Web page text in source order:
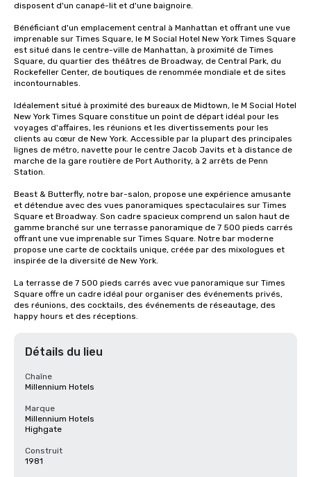
disposent d'un canapé-lit et d'une baignoire.
Bénéficiant d'un emplacement central à Manhattan et offrant une vue
imprenable sur Times Square, le M Social Hotel New York Times Square
est situé dans le centre-ville de Manhattan, à proximité de Times
Square, du quartier des théâtres de Broadway, de Central Park, du
Rockefeller Center, de boutiques de renommée mondiale et de sites
incontournables.
Idéalement situé à proximité des bureaux de Midtown, le M Social Hotel
New York Times Square constitue un point de départ idéal pour les
voyages d'affaires, les réunions et les divertissements pour les
clients au cœur de New York. Accessible par la plupart des principales
lignes de métro, navette pour le centre Jacob Javits et à distance de
marche de la gare routière de Port Authority, à 2 arrêts de Penn
Station.
Beast & Butterfly, notre bar-salon, propose une expérience amusante
et détendue avec des vues panoramiques spectaculaires sur Times
Square et Broadway. Son cadre spacieux comprend un salon haut de
gamme branché sur une terrasse panoramique de 7 500 pieds carrés
offrant une vue imprenable sur Times Square. Notre bar moderne
propose une carte de cocktails unique, créée par des mixologues et
inspirée de la diversité de New York.
La terrasse de 7 500 pieds carrés avec vue panoramique sur Times
Square offre un cadre idéal pour organiser des événements privés,
des réunions, des cocktails, des événements de réseautage, des
happy hours et des réceptions.
Détails du lieu
Chaîne
Millennium Hotels
Marque
Millennium Hotels
Highgate
Construit
1981